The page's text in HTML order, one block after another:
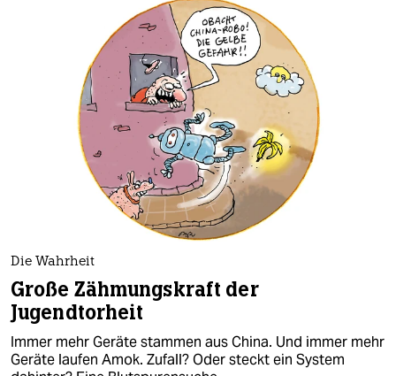
Die Wahrheit
Große Zähmungskraft der
Jugendtorheit
Immer mehr Geräte stammen aus China. Und immer mehr
Geräte laufen Amok. Zufall? Oder steckt ein System